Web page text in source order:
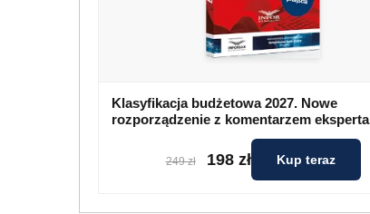
Klasyfikacja budżetowa 2027. Nowe
rozporządzenie z komentarzem eksperta
249 zł 198 zł Kup teraz